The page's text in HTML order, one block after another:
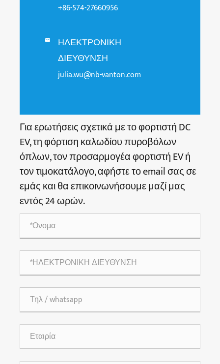
+86-574-27660956

ΗΛΕΚΤΡΟΝΙΚΗ
ΔΙΕΥΘΥΝΣΗ
julia.wu@nb-vanton.com
Για ερωτήσεις σχετικά με το φορτιστή DC
EV, τη φόρτιση καλωδίου πυροβόλων
όπλων, τον προσαρμογέα φορτιστή EV ή
τον τιμοκατάλογο, αφήστε το email σας σε
εμάς και θα επικοινωνήσουμε μαζί μας
εντός 24 ωρών.